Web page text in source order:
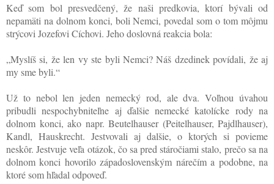
Keď som bol presvedčený, že naši predkovia, ktorí bývali od
nepamäti na dolnom konci, boli Nemci, povedal som o tom môjmu
strýcovi Jozefovi Cíchovi. Jeho doslovná reakcia bola:
„Myslíš si, že len vy ste byli Nemci? Náš dzedinek povídali, že aj
my sme byli.“
Už to nebol len jeden nemecký rod, ale dva. Voľnou úvahou
pribudli nespochybniteľne aj ďalšie nemecké katolícke rody na
dolnom konci, ako napr. Beutelhauser (Peitelhauser, Pajdlhauser),
Kandl, Hauskrecht. Jestvovali aj dalšie, o ktorých si povieme
neskôr. Jestvuje veľa otázok, čo sa pred stáročiami stalo, prečo sa na
dolnom konci hovorilo západoslovenským nárečím a podobne, na
ktoré som hľadal odpoveď.